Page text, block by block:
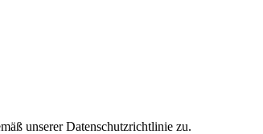
unserer Datenschutzrichtlinie zu.